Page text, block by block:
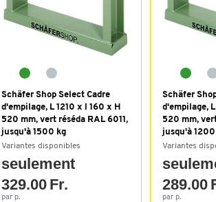
Schäfer Shop Select Cadre
d'empilage, L 1210 x l 160 x H
520 mm, vert réséda RAL 6011,
jusqu'à 1500 kg
Variantes disponibles
seulement
329.00 Fr.
par p.
Schäfer
d'empilage,
520 mm,
jusqu'à
Variantes
289.00
par p.